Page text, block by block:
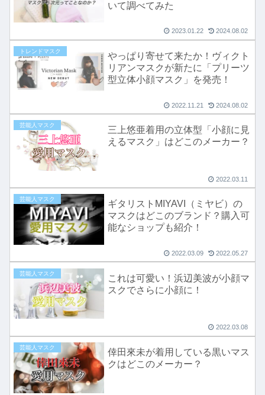
いて調べてみた
2023.01.22 2024.08.02
トレンドマスク
やっぱり寄せて来たか！ヴィクト
リアンマスクが新たに「プリーツ
型立体小顔マスク」を発売！
2022.11.21 2024.08.02
芸能人マスク
三上悠亜着用の立体型「小顔に見
えるマスク」はどこのメーカー？
2022.03.11
芸能人マスク
ギタリストMIYAVI（ミヤビ）の
マスクはどこのブランド？購入可
能なショップも紹介！
2022.03.09 2022.05.27
芸能人マスク
これは可愛い！浜辺美波が小顔マ
スクでさらに小顔に！
2022.03.08
芸能人マスク
倖田來未が着用している黒いマス
クはどこのメーカー？